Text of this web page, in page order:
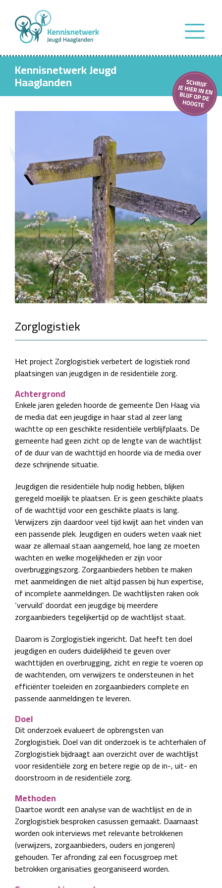
Kennisnetwerk Jeugd
Haaglanden
Zorglogistiek
Het project Zorglogistiek verbetert de logistiek rond
plaatsingen van jeugdigen in de residentiële zorg.
Achtergrond
Enkele jaren geleden hoorde de gemeente Den Haag via
de media dat een jeugdige in haar stad al zeer lang
wachtte op een geschikte residentiële verblijfplaats. De
gemeente had geen zicht op de lengte van de wachtlijst
of de duur van de wachttijd en hoorde via de media over
deze schrijnende situatie.
Jeugdigen die residentiële hulp nodig hebben, blijken
geregeld moeilijk te plaatsen. Er is geen geschikte plaats
of de wachttijd voor een geschikte plaats is lang.
Verwijzers zijn daardoor veel tijd kwijt aan het vinden van
een passende plek. Jeugdigen en ouders weten vaak niet
waar ze allemaal staan aangemeld, hoe lang ze moeten
wachten en welke mogelijkheden er zijn voor
overbruggingszorg. Zorgaanbieders hebben te maken
met aanmeldingen die niet altijd passen bij hun expertise,
of incomplete aanmeldingen. De wachtlijsten raken ook
‘vervuild’ doordat een jeugdige bij meerdere
zorgaanbieders tegelijkertijd op de wachtlijst staat.
Daarom is Zorglogistiek ingericht. Dat heeft ten doel
jeugdigen en ouders duidelijkheid te geven over
wachttijden en overbrugging, zicht en regie te voeren op
de wachtenden, om verwijzers te ondersteunen in het
efficiënter toeleiden en zorgaanbieders complete en
passende aanmeldingen te leveren.
Doel
Dit onderzoek evalueert de opbrengsten van
Zorglogistiek. Doel van dit onderzoek is te achterhalen of
Zorglogistiek bijdraagt aan overzicht over de wachtlijst
voor residentiële zorg en betere regie op de in-, uit- en
doorstroom in de residentiële zorg.
Methoden
Daartoe wordt een analyse van de wachtlijst en de in
Zorglogistiek besproken casussen gemaakt. Daarnaast
worden ook interviews met relevante betrokkenen
(verwijzers, zorgaanbieders, ouders en jongeren)
gehouden. Ter afronding zal een focusgroep met
betrokken organisaties georganiseerd worden.